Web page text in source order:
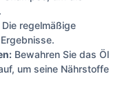
Die regelmäßige
Bewahren Sie das Öl
um seine Nährstoffe